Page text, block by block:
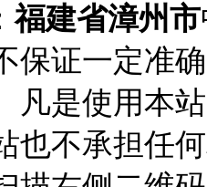
福建省漳州市
保证一定准
凡是使用本
也不承担任